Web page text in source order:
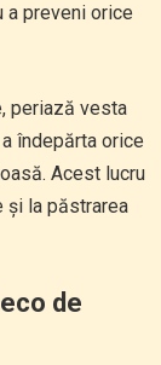
preveni orice
periază vesta
îndepărta orice
Acest lucru
și la păstrarea
de